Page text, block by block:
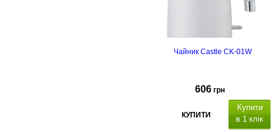
Чайник Castle CK-01W
606 грн
КУПИТИ
Купити
в 1 клік